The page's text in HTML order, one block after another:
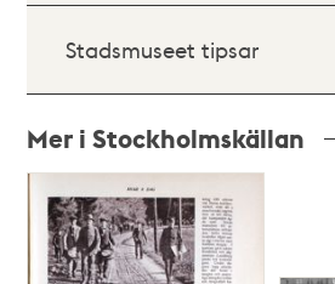
Stadsmuseet tipsar
Mer i Stockholmskällan
poster
och
teman